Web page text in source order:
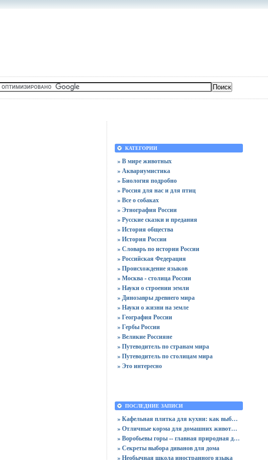
КАТЕГОРИИ
» В мире животных
» Аквариумистика
» Биология подробно
» Россия для нас и для птиц
» Все о собаках
» Этнография России
» Русские сказки и предания
» История общества
» История России
» Словарь по истории России
» Российская Федерация
» Происхождение языков
» Москва - столица России
» Науки о строении земли
» Динозавры древнего мира
» Науки о жизни на земле
» География России
» Гербы России
» Великие Россияне
» Путеводитель по странам мира
» Путеводитель по столицам мира
» Это интересно
ПОСЛЕДНИЕ ЗАПИСИ
» Кафельная плитка для кухни: как выбрать практичную отделку
» Отличные корма для домашних животных
» Воробьевы горы -- главная природная достопримечательность Москвы
» Секреты выбора диванов для дома
» Необычная школа иностранного языка